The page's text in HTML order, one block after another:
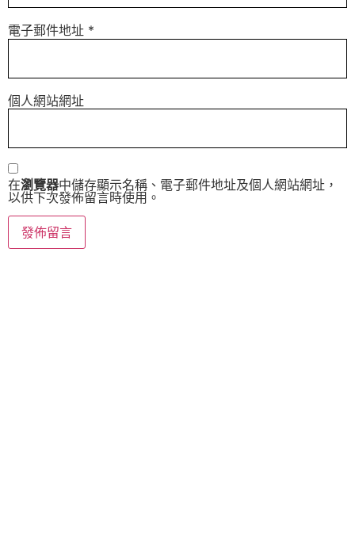
電子郵件地址 *
個人網站網址
在瀏覽器中儲存顯示名稱、電子郵件地址及個人網站網址，
以供下次發佈留言時使用。